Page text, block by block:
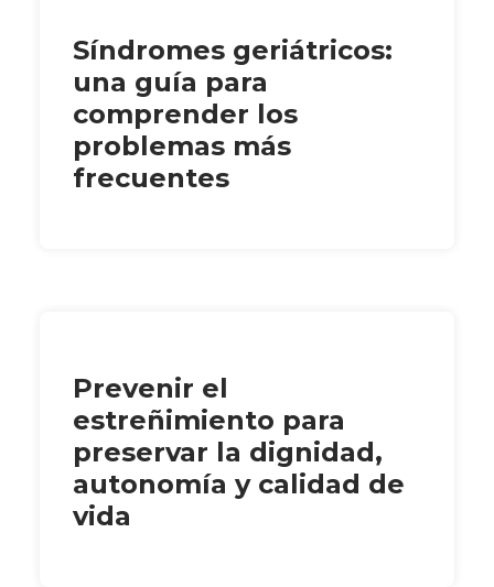
Síndromes geriátricos:
una guía para
comprender los
problemas más
frecuentes
Prevenir el
estreñimiento para
preservar la dignidad,
autonomía y calidad de
vida